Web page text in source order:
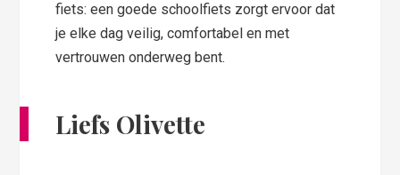
fiets: een goede schoolfiets zorgt ervoor dat
je elke dag veilig, comfortabel en met
vertrouwen onderweg bent.
Liefs Olivette